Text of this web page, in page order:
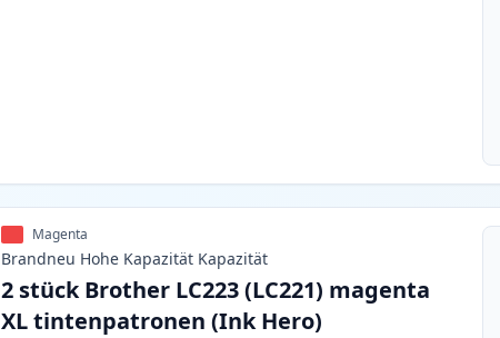
Magenta
Brandneu Hohe Kapazität Kapazität
2 stück Brother LC223 (LC221) magenta
XL tintenpatronen (Ink Hero)